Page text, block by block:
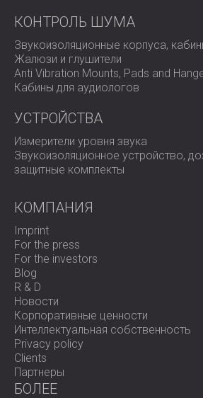
конструкцией
FOMEX FLAT обеспечивает
звукопоглощение и доказанную
делает его надёжным выбором для
Обратитесь в DECIBEL сегодня
долговечности.
КОНТРОЛЬ ШУМА
Звукоизоляционные корпуса,
Жалюзи и глушители
Anti Vibration Mounts, Pads and
Кабины для аудиологов
УСТРОЙСТВА
Измерители уровня звука
Звукоизоляционное устройство,
защитные комплекты
КОМПАНИЯ
Imprint
For the press
For the investors
Blog
R & D
Новости
Корпоративные ценности
Интеллектуальная собственность
Privacy policy
Clients
Партнеры
БОЛЕЕ